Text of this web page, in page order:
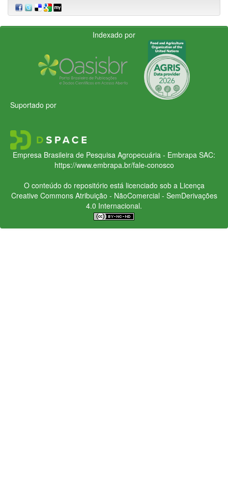
Indexado por
Suportado por
Empresa Brasileira de Pesquisa Agropecuária - Embrapa SAC:
https://www.embrapa.br/fale-conosco
O conteúdo do repositório está licenciado sob a Licença
Creative CommonsAtribuição - NãoComercial - SemDerivações
4.0 Internacional.